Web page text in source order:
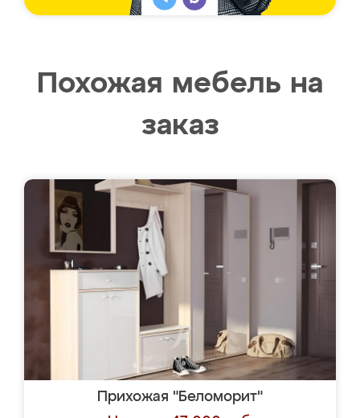
Похожая мебель на
заказ
Прихожая "Беломорит"